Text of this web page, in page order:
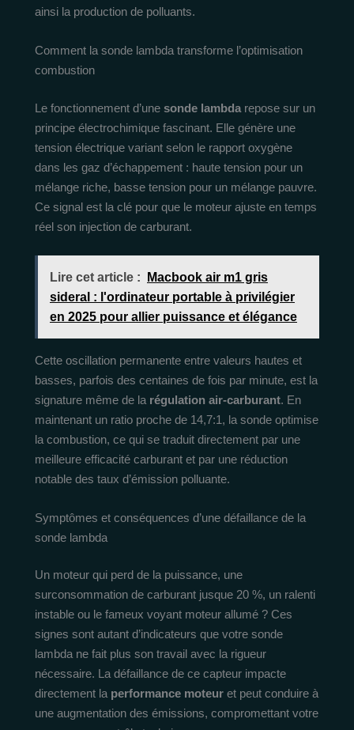
ainsi la production de polluants.
Comment la sonde lambda transforme l’optimisation
combustion
Le fonctionnement d’une sonde lambda repose sur un
principe électrochimique fascinant. Elle génère une
tension électrique variant selon le rapport oxygène
dans les gaz d’échappement : haute tension pour un
mélange riche, basse tension pour un mélange pauvre.
Ce signal est la clé pour que le moteur ajuste en temps
réel son injection de carburant.
Lire cet article :
Macbook air m1 gris
sideral : l'ordinateur portable à privilégier
en 2025 pour allier puissance et élégance
Cette oscillation permanente entre valeurs hautes et
basses, parfois des centaines de fois par minute, est la
signature même de la régulation air-carburant. En
maintenant un ratio proche de 14,7:1, la sonde optimise
la combustion, ce qui se traduit directement par une
meilleure efficacité carburant et par une réduction
notable des taux d’émission polluante.
Symptômes et conséquences d’une défaillance de la
sonde lambda
Un moteur qui perd de la puissance, une
surconsommation de carburant jusque 20 %, un ralenti
instable ou le fameux voyant moteur allumé ? Ces
signes sont autant d’indicateurs que votre sonde
lambda ne fait plus son travail avec la rigueur
nécessaire. La défaillance de ce capteur impacte
directement la performance moteur et peut conduire à
une augmentation des émissions, compromettant votre